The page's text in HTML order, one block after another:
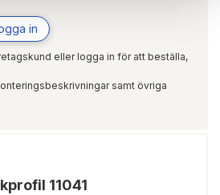
in
eller logga in för att beställa,
samt övriga
11041